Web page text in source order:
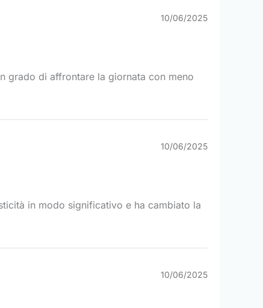
10/06/2025
grado di affrontare la giornata con meno
10/06/2025
in modo significativo e ha cambiato la
10/06/2025